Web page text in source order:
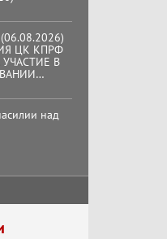
ЦК КПРФ
В
ОРЛА
над